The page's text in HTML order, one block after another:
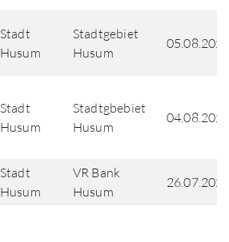
Stadt
Husum
Stadtgebiet
Husum
Stadt
Husum
Stadtgbebiet
Husum
Stadt
Husum
VR Bank
Husum